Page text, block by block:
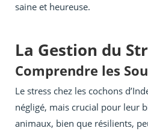
saine et heureuse.
La Gestion du
Comprendre les
Le stress chez les cochons
négligé, mais crucial pour leur
animaux, bien que résilients,